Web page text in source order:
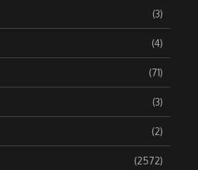
(3)
(4)
(71)
(3)
(2)
(2572)